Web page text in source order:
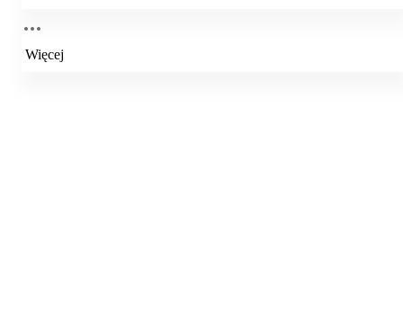
Więcej